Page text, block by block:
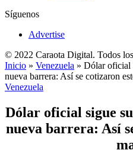
Síguenos
Advertise
© 2022 Caraota Digital. Todos
Inicio » Venezuela » Dólar oficial
nueva barrera: Así se cotizaron
Venezuela
Dólar oficial sigue
nueva barrera: Así